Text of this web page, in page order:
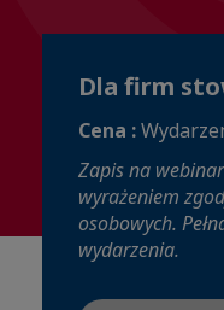
Dla firm
Cena :
Zapis na
wyrażeniem
osobowych.
wydarzenia.